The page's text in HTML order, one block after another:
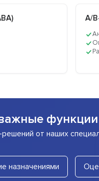
A/
функции
от наших
назначениями